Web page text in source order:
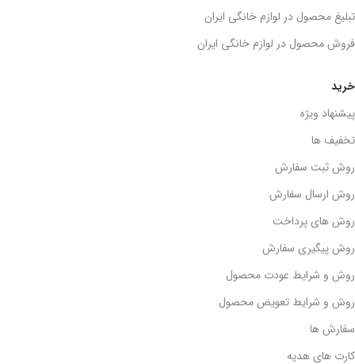
خرید
پیشنهاد ویژه
تخفیف ها
روش ثبت سفارش
روش ارسال سفارش
روش های پرداخت
روش پیگیری سفارش
روش و شرایط عودت محصول
روش و شرایط تعویض محصول
سفارش ها
کارت های هدیه
تبلیغ محصول در لوازم خانگی ایران
فروش محصول در لوازم خانگی ایران